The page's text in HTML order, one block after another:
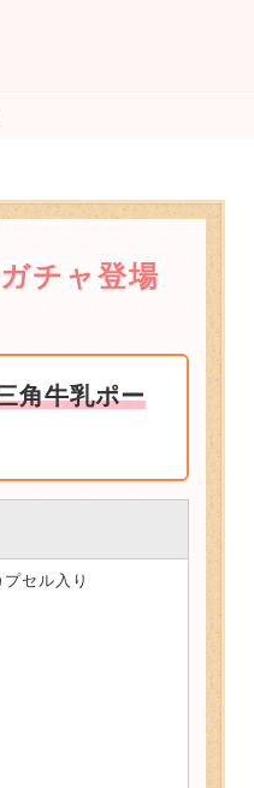
チャ登場
角牛乳ポー
セル入り